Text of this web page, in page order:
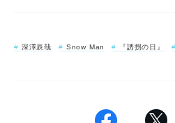
深澤辰哉 Snow Man 『誘拐の日』